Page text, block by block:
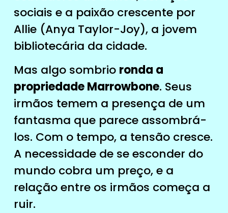
sociais e a paixão crescente por
Allie (Anya Taylor-Joy), a jovem
bibliotecária da cidade.
Mas algo sombrio ronda a
propriedade Marrowbone. Seus
irmãos temem a presença de um
fantasma que parece assombrá-
los. Com o tempo, a tensão cresce.
A necessidade de se esconder do
mundo cobra um preço, e a
relação entre os irmãos começa a
ruir.